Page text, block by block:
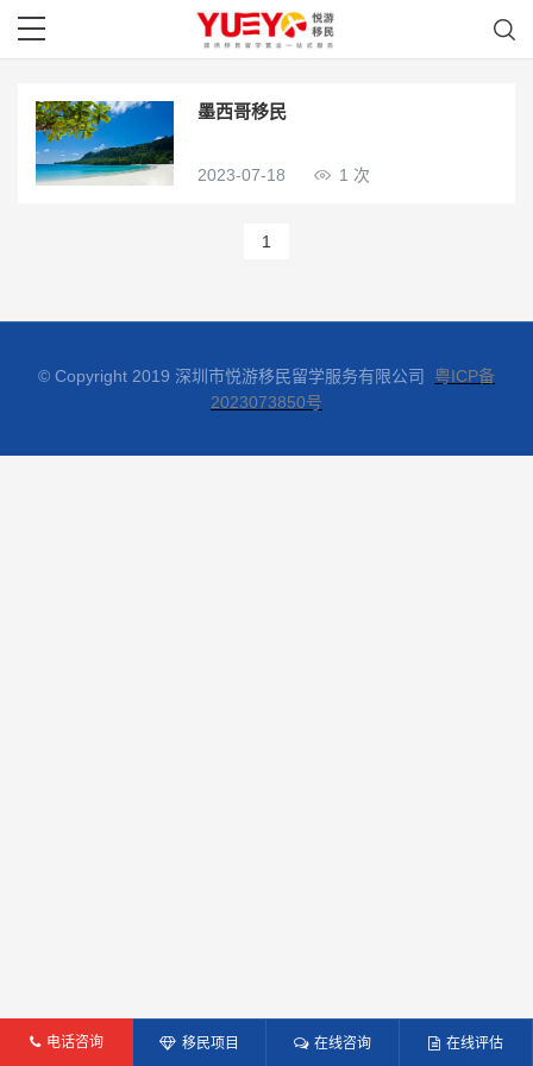
墨西哥移民
2023-07-18 1 次
1
© Copyright 2019 深圳市悦游移民留学服务有限公司 粤ICP备
2023073850号
电话咨询 移民项目 在线咨询 在线评估